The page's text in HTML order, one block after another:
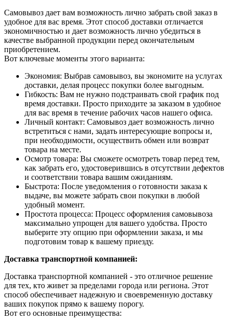
Самовывоз дает вам возможность лично забрать свой заказ в
удобное для вас время. Этот способ доставки отличается
экономичностью и дает возможность лично убедиться в
качестве выбранной продукции перед окончательным
приобретением.
Вот ключевые моменты этого варианта:
Экономия: Выбрав самовывоз, вы экономите на услугах
доставки, делая процесс покупки более выгодным.
Гибкость: Вам не нужно подстраивать свой график под
время доставки. Просто приходите за заказом в удобное
для вас время в течение рабочих часов нашего офиса.
Личный контакт: Самовывоз дает возможность лично
встретиться с нами, задать интересующие вопросы и,
при необходимости, осуществить обмен или возврат
товара на месте.
Осмотр товара: Вы сможете осмотреть товар перед тем,
как забрать его, удостоверившись в отсутствии дефектов
и соответствии товара вашим ожиданиям.
Быстрота: После уведомления о готовности заказа к
выдаче, вы можете забрать свои покупки в любой
удобный момент.
Простота процесса: Процесс оформления самовывоза
максимально упрощен для вашего удобства. Просто
выберите эту опцию при оформлении заказа, и мы
подготовим товар к вашему приезду.
Доставка транспортной компанией:
Доставка транспортной компанией - это отличное решение
для тех, кто живет за пределами города или региона. Этот
способ обеспечивает надежную и своевременную доставку
ваших покупок прямо к вашему порогу.
Вот его основные преимущества: